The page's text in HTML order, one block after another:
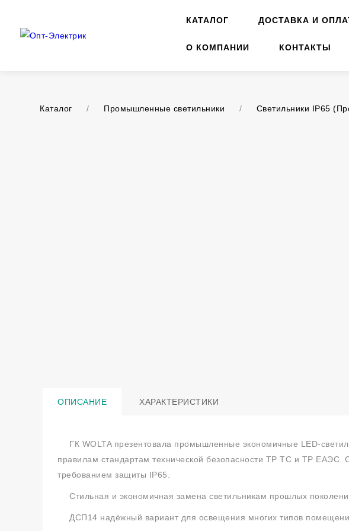
КАТАЛОГ ДОСТАВКА И
О КОМПАНИИ КОНТАКТЫ
Каталог / Промышленные светильники / Светильники IP65
ОПИСАНИЕ ХАРАКТЕРИСТИКИ
ГК WOLTA презентовала промышленные экономичные LED-
правилам стандартам технической безопасности ТР ТС и ТР
требованием защиты IP65.
Стильная и экономичная замена светильникам прошлых
ДСП14 надёжный вариант для освещения многих типов